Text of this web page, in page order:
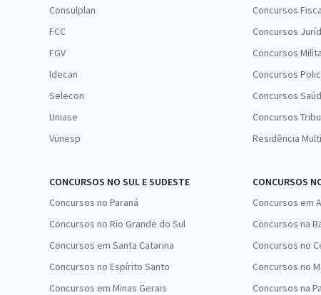
Consulplan
FCC
FGV
Idecan
Selecon
Uniase
Vunesp
Concursos
Concursos
Concursos
Concursos
Concursos
Concursos
Residência
CONCURSOS NO SUL E SUDESTE
Concursos no Paraná
Concursos no Rio Grande do Sul
Concursos em Santa Catarina
Concursos no Espírito Santo
Concursos em Minas Gerais
CONCURSOS
Concursos em
Concursos na
Concursos no
Concursos no
Concursos na